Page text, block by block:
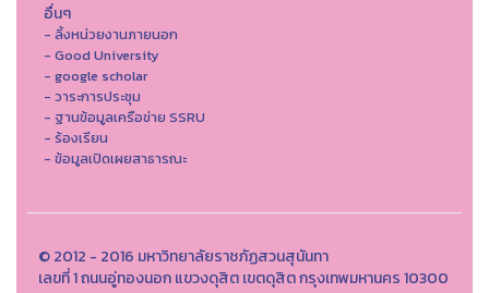
อื่นๆ
- ลิ้งหน่วยงานภายนอก
- Good University
- google scholar
- วาระการประชุม
- ฐานข้อมูลเครือข่าย SSRU
- ร้องเรียน
- ข้อมูลเปิดเผยสาธารณะ
© 2012 - 2016 มหาวิทยาลัยราชภัฏสวนสุนันทา
เลขที่ 1 ถนนอู่ทองนอก แขวงดุสิต เขตดุสิต กรุงเทพมหานคร 10300